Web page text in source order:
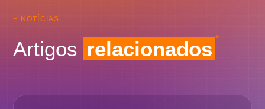
+ NOTÍCIAS
Artigos relacionados